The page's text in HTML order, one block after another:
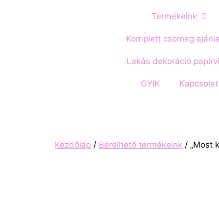
Termékeink
Komplett csomag
Lakás dekoráció
GYIK Kapcsolat
Kezdőlap / Bérelhető termékeink / „Most